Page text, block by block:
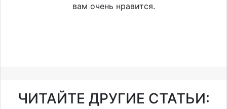
вам очень нравится.
ЧИТАЙТЕ ДРУГИЕ СТАТЬИ: